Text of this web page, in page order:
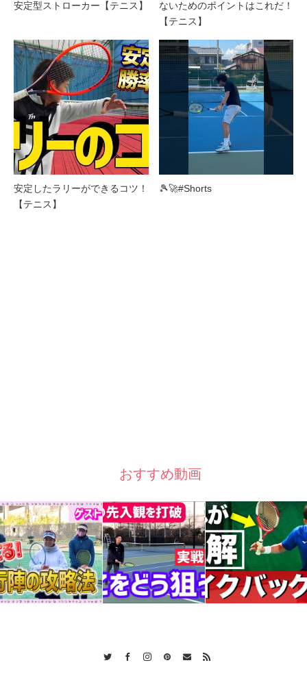
安定型ストローカー【テニス】
ないためのポイントはこれだ！
【テニス】
安定したラリーができるコツ！
【テニス】
🎾🚀#Shorts
おすすめ動画